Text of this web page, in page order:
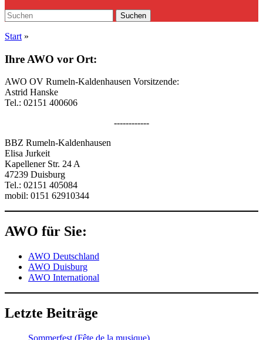
Search
for:
Suchen
Start »
Ihre AWO vor Ort:
AWO OV Rumeln-Kaldenhausen Vorsitzende:
Astrid Hanske
Tel.: 02151 400606
------------
BBZ Rumeln-Kaldenhausen
Elisa Jurkeit
Kapellener Str. 24 A
47239 Duisburg
Tel.: 02151 405084
mobil: 0151 62910344
AWO für Sie:
AWO Deutschland
AWO Duisburg
AWO International
Letzte Beiträge
Sommerfest (Fête de la musique)